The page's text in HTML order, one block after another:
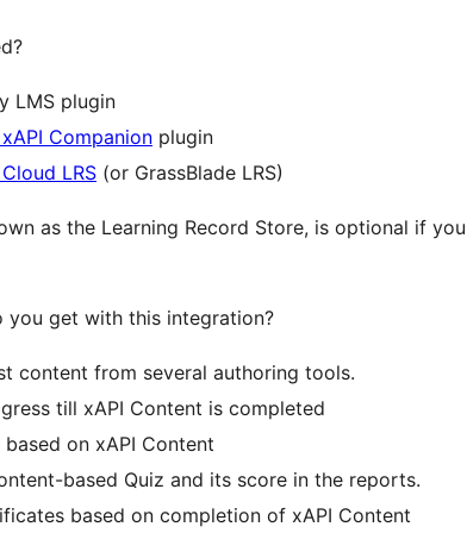
LMS plugin
Companion plugin
LRS (or GrassBlade LRS)
as the Learning Record Store, is optional if
you get with this integration?
content from several authoring tools.
till xAPI Content is completed
on xAPI Content
based Quiz and its score in the reports.
based on completion of xAPI Content